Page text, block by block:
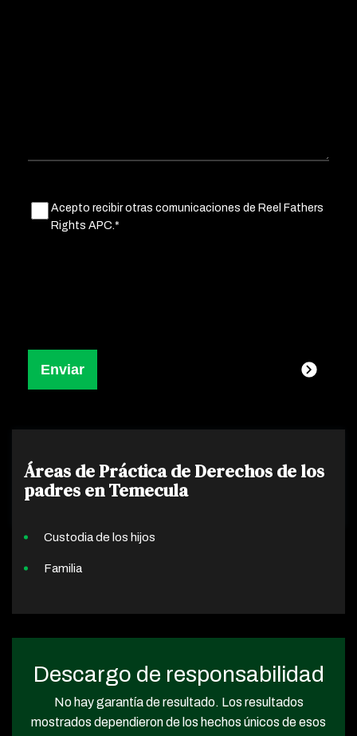
Untitled(Obligatorio)
Acepto recibir otras comunicaciones de Reel Fathers
Rights APC.*
Áreas de Práctica de Derechos de los
padres en Temecula
Custodia de los hijos
Familia
Descargo de responsabilidad
No hay garantía de resultado. Los resultados
mostrados dependieron de los hechos únicos de esos